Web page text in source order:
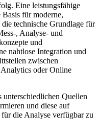
Eine leistungsfähige
für moderne,
technische Grundlage für
, Analyse- und
und
nahtlose Integration und
zwischen
Analytics oder Online
unterschiedlichen Quellen
und diese auf
die Analyse verfügbar zu